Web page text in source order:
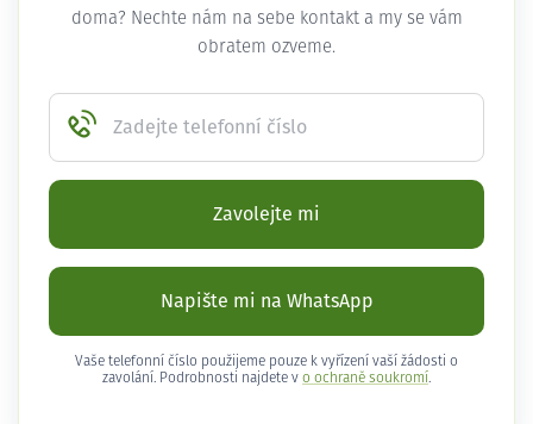
doma? Nechte nám na sebe kontakt a my se vám
obratem ozveme.
Zadejte telefonní číslo
Zavolejte mi
Napište mi na WhatsApp
Vaše telefonní číslo použijeme pouze k vyřízení vaší žádosti o
zavolání. Podrobnosti najdete v o ochraně soukromí .